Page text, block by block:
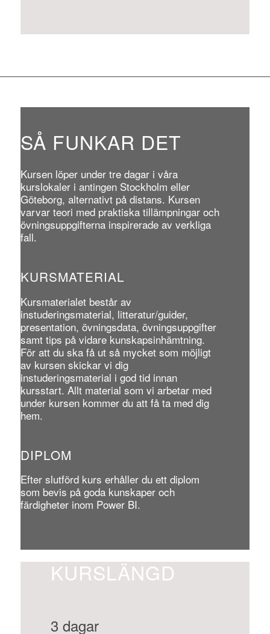
SÅ FUNKAR DET
Kursen löper under tre dagar i våra
kurslokaler i antingen Stockholm eller
Göteborg, alternativt på distans. Kursen
varvar teori med praktiska tillämpningar och
övningsuppgifterna inspirerade av verkliga
fall.
KURSMATERIAL
Kursmaterialet består av
instuderingsmaterial, litteratur/guider,
presentation, övningsdata, övningsuppgifter
samt tips på vidare kunskapsinhämtning.
För att du ska få ut så mycket som möjligt
av kursen skickar vi dig
instuderingsmaterial i god tid innan
kursstart. Allt material som vi arbetar med
under kursen kommer du att få ta med dig
hem.
DIPLOM
Efter slutförd kurs erhåller du ett diplom
som bevis på goda kunskaper och
färdigheter inom Power BI.
KURSLÄNGD
3 dagar